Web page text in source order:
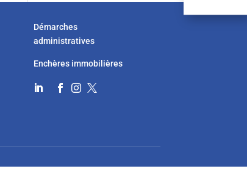
Démarches
administratives
Enchères immobilières
   